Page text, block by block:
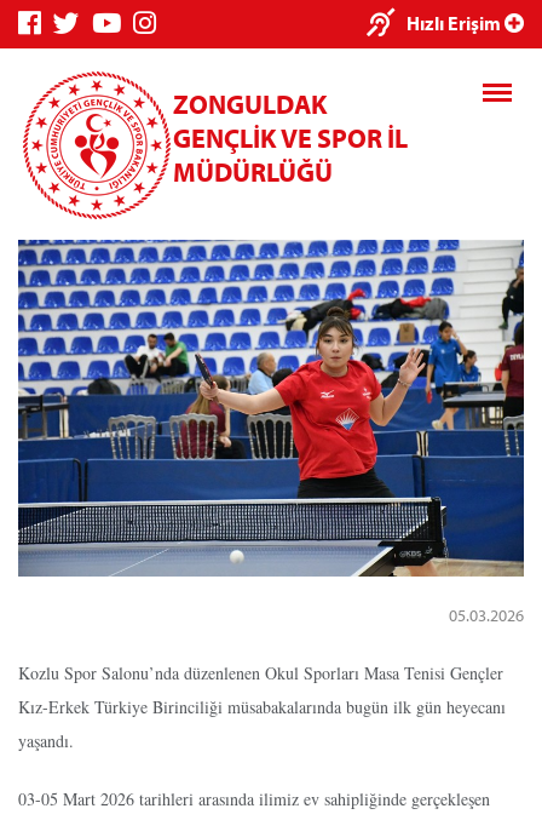
Hızlı Erişim
ZONGULDAK
GENÇLİK VE SPOR İL
MÜDÜRLÜĞÜ
05.03.2026
Kozlu Spor Salonu’nda düzenlenen Okul Sporları Masa Tenisi Gençler
Kız-Erkek Türkiye Birinciliği müsabakalarında bugün ilk gün heyecanı
yaşandı.
03-05 Mart 2026 tarihleri arasında ilimiz ev sahipliğinde gerçekleşen
×
Genç Bilgi
Sistemi
Spor Bilgi
Sistemi
Kredi/Yurt
İşlemleri
Kredi/Yurt E-